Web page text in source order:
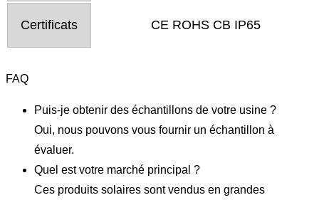
Certificats CE ROHS CB IP65
FAQ
Puis-je obtenir des échantillons de votre usine ?
Oui, nous pouvons vous fournir un échantillon à
évaluer.
Quel est votre marché principal ?
Ces produits solaires sont vendus en grandes